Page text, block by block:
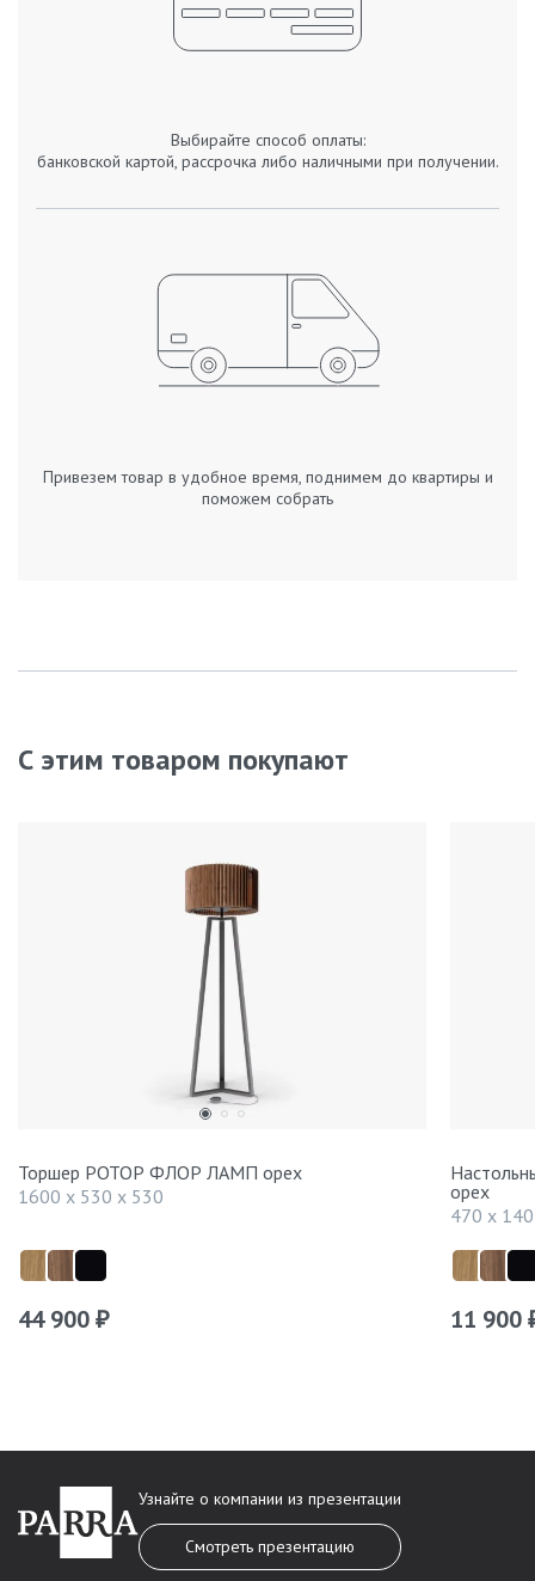
Выбирайте способ оплаты:
банковской картой, рассрочка либо наличными при получении.
Привезем товар в удобное время, поднимем до квартиры и
поможем собрать
С этим товаром покупают
Торшер РОТОР ФЛОР ЛАМП орех
1600 x 530 x 530
44 900 ₽
орех
470 x
11 900
Узнайте о компании из презентации
Смотреть презентацию